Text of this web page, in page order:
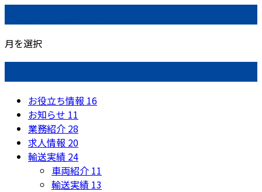
月を選択
お役立ち情報 16
お知らせ 11
業務紹介 28
求人情報 20
輸送実績 24
車両紹介 11
輸送実績 13